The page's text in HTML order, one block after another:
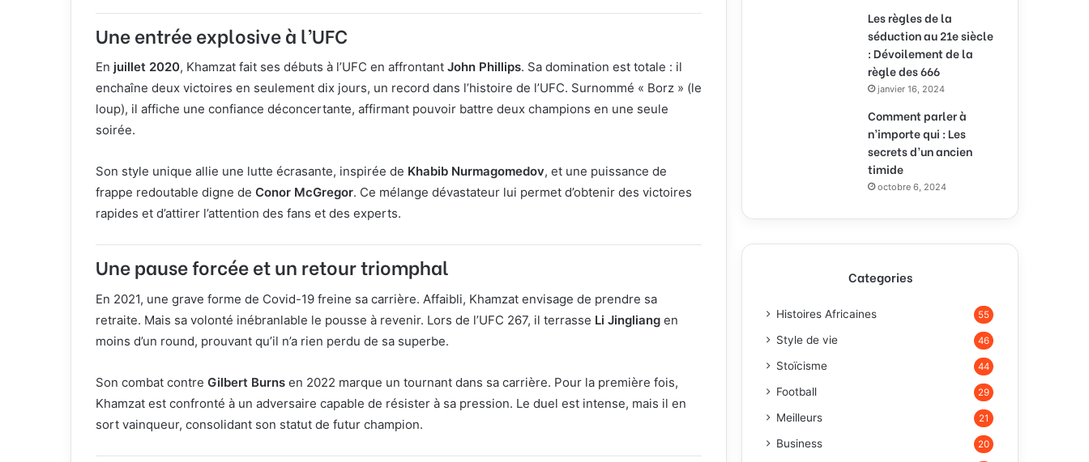
Une entrée explosive à l’UFC
En juillet 2020, Khamzat fait ses débuts à l’UFC en affrontant John Phillips. Sa domination est totale : il
enchaîne deux victoires en seulement dix jours, un record dans l’histoire de l’UFC. Surnommé « Borz » (le
loup), il affiche une confiance déconcertante, affirmant pouvoir battre deux champions en une seule
soirée.
Son style unique allie une lutte écrasante, inspirée de Khabib Nurmagomedov, et une puissance de
frappe redoutable digne de Conor McGregor. Ce mélange dévastateur lui permet d’obtenir des victoires
rapides et d’attirer l’attention des fans et des experts.
Une pause forcée et un retour triomphal
En 2021, une grave forme de Covid-19 freine sa carrière. Affaibli, Khamzat envisage de prendre sa
retraite. Mais sa volonté inébranlable le pousse à revenir. Lors de l’UFC 267, il terrasse Li Jingliang en
moins d’un round, prouvant qu’il n’a rien perdu de sa superbe.
Son combat contre Gilbert Burns en 2022 marque un tournant dans sa carrière. Pour la première fois,
Khamzat est confronté à un adversaire capable de résister à sa pression. Le duel est intense, mais il en
sort vainqueur, consolidant son statut de futur champion.
Les règles de la
séduction au 21e siècle
: Dévoilement de la
règle des 666
janvier 16, 2024
Comment parler à
n’importe qui : Les
secrets d’un ancien
timide
octobre 6, 2024
Categories
Histoires Africaines 55
Style de vie 46
Stoïcisme 44
Football 29
Meilleurs 21
Business 20